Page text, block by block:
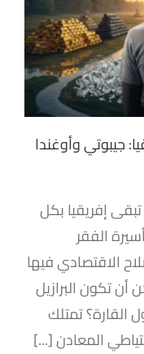
جيبوتي وأوغندا
إفريقيا بكل
الفقر
الاقتصادي فيها
تكون البرازيل
القارة؟ تمتلك